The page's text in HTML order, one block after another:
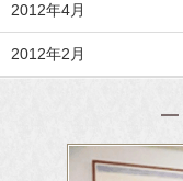
2012年4月
2012年2月